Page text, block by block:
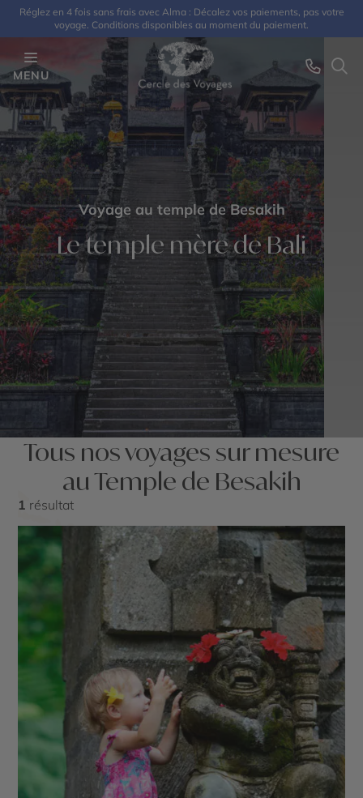
Réglez en 4 fois sans frais avec Alma : Décalez vos paiements, pas votre
voyage. Conditions disponibles au moment du paiement.
MENU
Voyage au temple de Besakih
Le temple mère de Bali
Tous nos voyages sur mesure
au Temple de Besakih
1 résultat